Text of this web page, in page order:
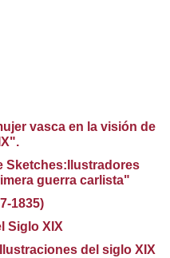
vasca en la visión de
Sketches:Ilustradores
guerra carlista"
1835)
Siglo XIX
del siglo XIX